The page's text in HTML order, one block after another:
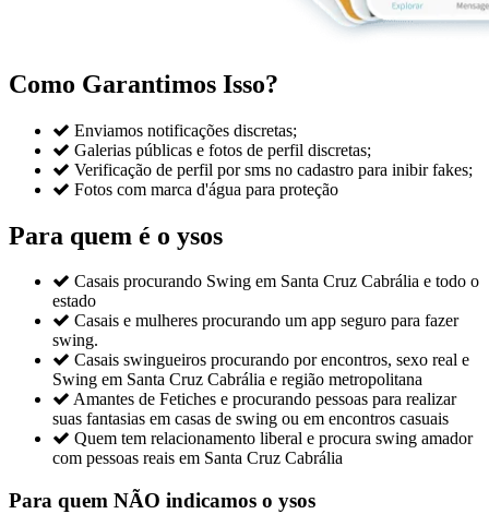
Como Garantimos Isso?
 Enviamos notificações discretas;
 Galerias públicas e fotos de perfil discretas;
 Verificação de perfil por sms no cadastro para inibir fakes;
 Fotos com marca d'água para proteção
Para quem é o ysos
 Casais procurando Swing em Santa Cruz Cabrália e todo o
estado
 Casais e mulheres procurando um app seguro para fazer
swing.
 Casais swingueiros procurando por encontros, sexo real e
Swing em Santa Cruz Cabrália e região metropolitana
 Amantes de Fetiches e procurando pessoas para realizar
suas fantasias em casas de swing ou em encontros casuais
 Quem tem relacionamento liberal e procura swing amador
com pessoas reais em Santa Cruz Cabrália
Para quem NÃO indicamos o ysos